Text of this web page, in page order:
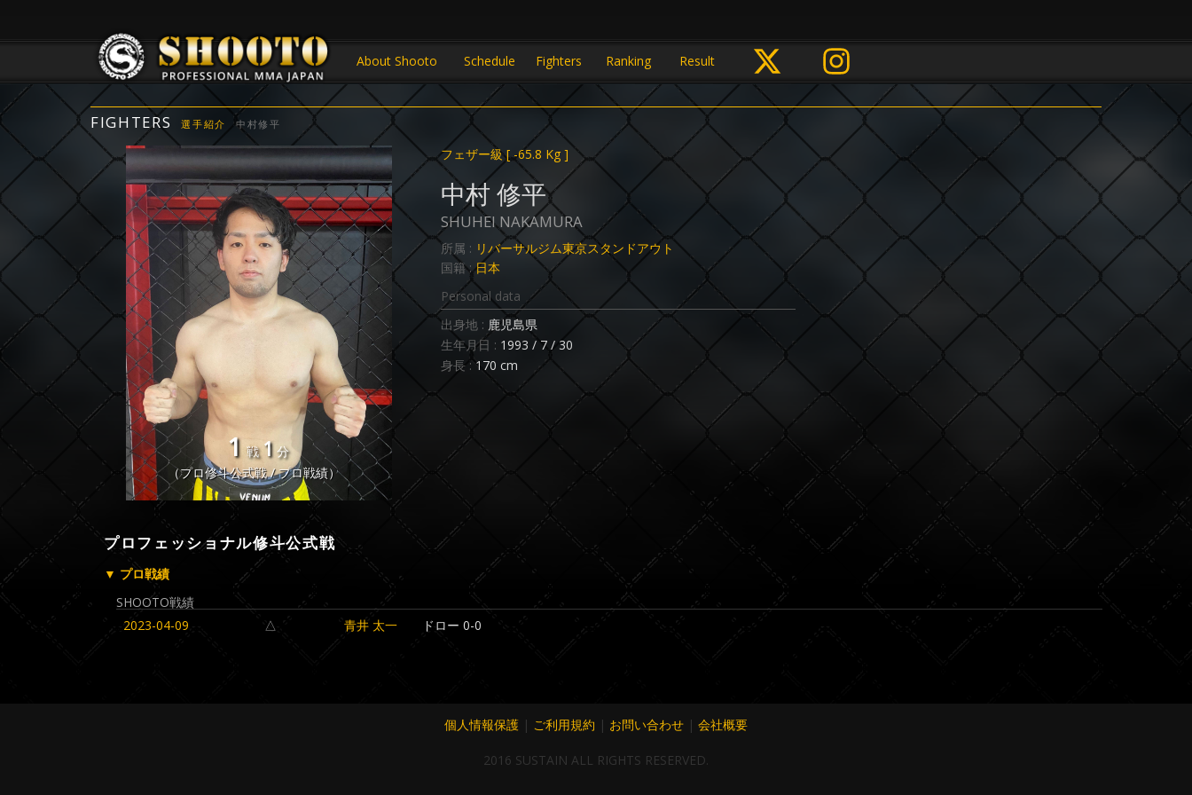
About Shooto Schedule Fighters Ranking Result
FIGHTERS 選手紹介 中村修平
1 戦 1 分
（プロ修斗公式戦 / プロ戦績）
フェザー級[ -65.8 Kg ]
中村 修平
SHUHEI NAKAMURA
所属 : リバーサルジム東京スタンドアウト
国籍 :日本
Personal data
出身地 : 鹿児島県
生年月日 : 1993 / 7 / 30
身長 : 170 cm
プロフェッショナル修斗公式戦
▼ プロ戦績
SHOOTO戦績
2023-04-09
△ 青井 太一 ドロー 0-0
個人情報保護 | ご利用規約 | お問い合わせ | 会社概要
2016 SUSTAIN ALL RIGHTS RESERVED.